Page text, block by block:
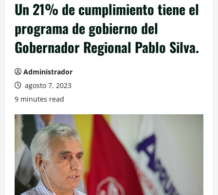
Un 21% de cumplimiento tiene el
programa de gobierno del
Gobernador Regional Pablo Silva.
Administrador
agosto 7, 2023
9 minutes read